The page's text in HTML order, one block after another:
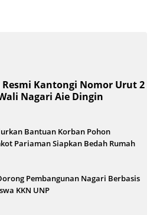
Kantongi Nomor Urut 2
Nagari Aie Dingin
Bantuan Korban Pohon
Pariaman Siapkan Bedah Rumah
Pembangunan Nagari Berbasis
KKN UNP